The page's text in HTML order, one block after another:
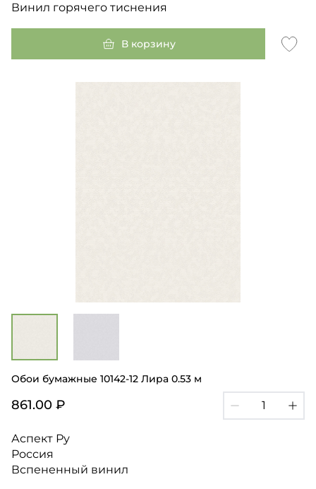
Винил горячего тиснения
В корзину
Обои бумажные 10142-12 Лира 0.53 м
861.00 ₽
Аспект Ру
Россия
Вспененный винил